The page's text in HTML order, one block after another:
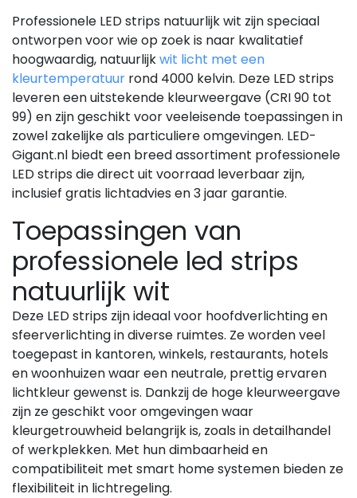
Professionele LED strips natuurlijk wit zijn speciaal
ontworpen voor wie op zoek is naar kwalitatief
hoogwaardig, natuurlijkwit licht met een
kleurtemperatuur rond 4000 kelvin. Deze LED strips
leveren een uitstekende kleurweergave (CRI 90 tot
99) en zijn geschikt voor veeleisende toepassingen in
zowel zakelijke als particuliere omgevingen. LED-
Gigant.nl biedt een breed assortiment professionele
LED strips die direct uit voorraad leverbaar zijn,
inclusief gratis lichtadvies en 3 jaar garantie.
Toepassingen van
professionele led strips
natuurlijk wit
Deze LED strips zijn ideaal voor hoofdverlichting en
sfeerverlichting in diverse ruimtes. Ze worden veel
toegepast in kantoren, winkels, restaurants, hotels
en woonhuizen waar een neutrale, prettig ervaren
lichtkleur gewenst is. Dankzij de hoge kleurweergave
zijn ze geschikt voor omgevingen waar
kleurgetrouwheid belangrijk is, zoals in detailhandel
of werkplekken. Met hun dimbaarheid en
compatibiliteit met smart home systemen bieden ze
flexibiliteit in lichtregeling.